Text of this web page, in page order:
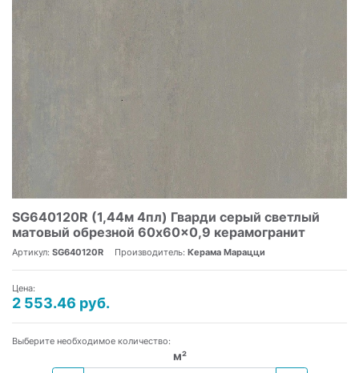
SG640120R (1,44м 4пл) Гварди серый светлый
матовый обрезной 60x60x0,9 керамогранит
Артикул: SG640120R Производитель: Керама Марацци
Цена:
2 553.46 руб.
Выберите необходимое количество:
м²